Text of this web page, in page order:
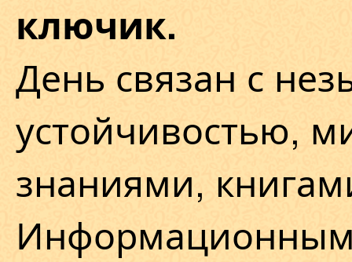
ключик.
День связан с
устойчивостью,
знаниями,